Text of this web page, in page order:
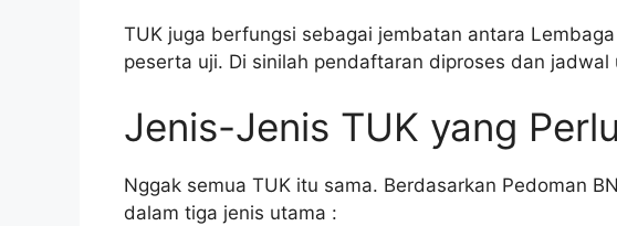
TUK juga berfungsi sebagai jembatan antara
peserta uji. Di sinilah pendaftaran diproses dan jadwal
Jenis-Jenis TUK yang
Nggak semua TUK itu sama. Berdasarkan Pedoman
dalam tiga jenis utama :